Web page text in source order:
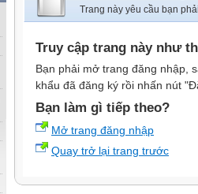
Trang này yêu cầu bạn
Truy cập trang này như
Bạn phải mở trang đăng nhập,
khẩu đã đăng ký rồi nhấn nút
Bạn làm gì tiếp theo?
Mở trang đăng nhập
Quay trở lại trang trước